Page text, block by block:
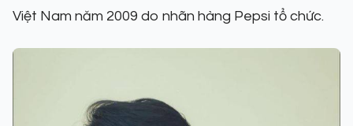
Việt Nam năm 2009 do nhãn hàng Pepsi tổ chức.